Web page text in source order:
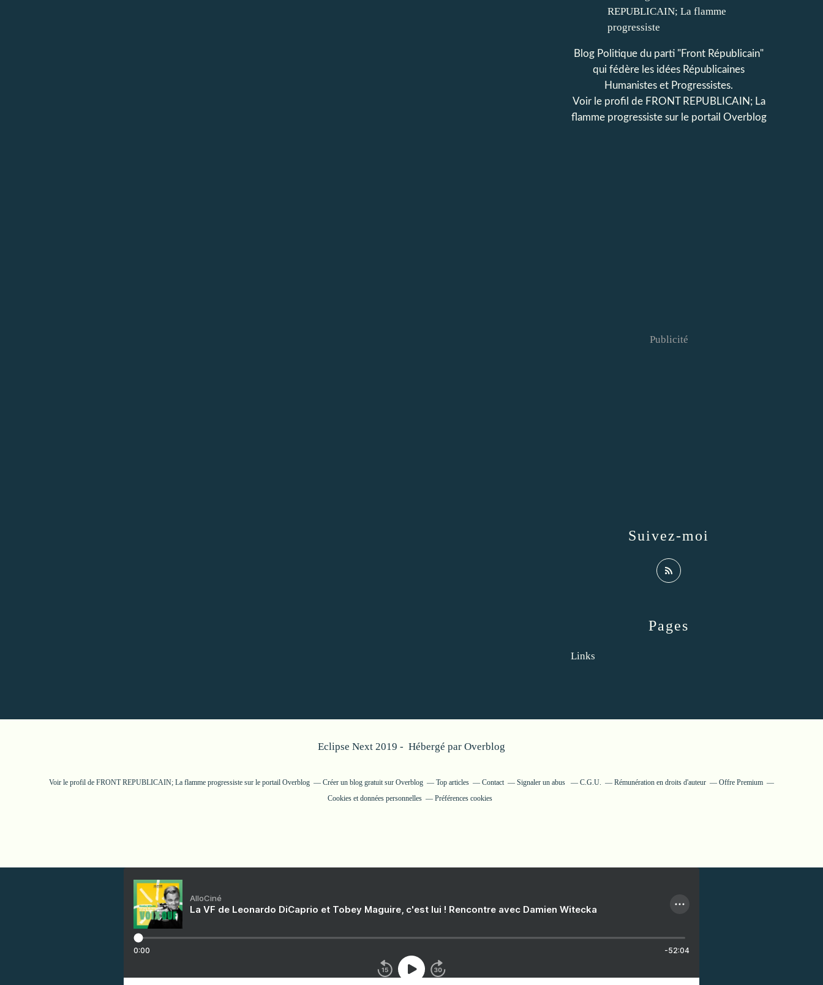
Pages
Links
Blog Politique du parti "Front Républicain"
qui fédère les idées Républicaines
Humanistes et Progressistes.
Voir le profil de FRONT REPUBLICAIN; La
flamme progressistesur le portail Overblog
Suivez-moi
Publicité
Eclipse Next 2019 - Hébergé par Overblog
Voir le profil de FRONT REPUBLICAIN; La flamme progressiste sur le portail Overblog Créer un blog gratuit sur Overblog Top articles Contact Signaler un abus C.G.U. Rémunération en droits d'auteur
Offre Premium
Cookies et données personnelles
Préférences cookies
AlloCiné
La VF de Leonardo DiCaprio et Tobey Maguire, c'est lui ! Rencontre avec Damien Witecka
0:00 -52:04